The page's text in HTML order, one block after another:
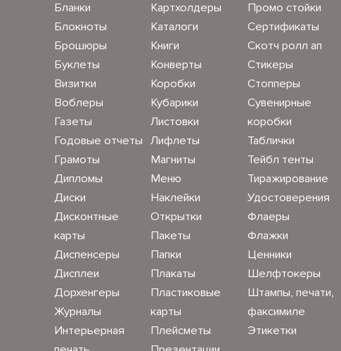
Бланки
Блокноты
Брошюры
Буклеты
Визитки
Воблеры
Газеты
Годовые отчеты
Грамоты
Дипломы
Диски
Дисконтные
карты
Диспенсеры
Дисплеи
Дорхенгеры
Журналы
Интерьерная
Картхолдеры
Каталоги
Книги
Конверты
Коробки
Кубарики
Листовки
Лифлеты
Магниты
Меню
Наклейки
Открытки
Пакеты
Папки
Плакаты
Пластиковые
карты
Плейсметы
Промо стойки
Сертификаты
Скотч ролл ап
Стикеры
Стопперы
Сувенирные
коробки
Таблички
Тейбл тенты
Тиражирование
Удостоверения
Флаеры
Флажки
Ценники
Шелфтокеры
Штампы, печати,
факсимиле
Этикетки